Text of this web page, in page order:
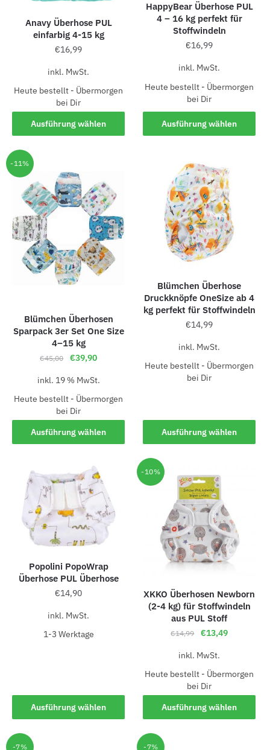
Anavy Überhose PUL
einfarbig 4-15 kg
€16,99
inkl. MwSt.
Heute bestellt - Übermorgen
bei Dir
Ausführung wählen
HappyBear Überhose PUL
4 – 16 kg perfekt für
Stoffwindeln
€16,99
inkl. MwSt.
Heute bestellt - Übermorgen
bei Dir
Ausführung wählen
-11%
Blümchen Überhosen
Sparpack 3er Set One Size
4–15 kg
€45,00 €39,90
inkl. 19 % MwSt.
Heute bestellt - Übermorgen
bei Dir
Ausführung wählen
Blümchen Überhose
Druckknöpfe OneSize ab 4
kg perfekt für Stoffwindeln
€14,99
inkl. MwSt.
Heute bestellt - Übermorgen
bei Dir
Ausführung wählen
Popolini PopoWrap
Überhose PUL Überhose
€14,90
inkl. MwSt.
1-3 Werk­ta­ge
Ausführung wählen
-10%
XKKO Überhosen Newborn
(2-4 kg) für Stoffwindeln
aus PUL Stoff
€14,99 €13,49
inkl. MwSt.
Heute bestellt - Übermorgen
bei Dir
Ausführung wählen
-7% -7%